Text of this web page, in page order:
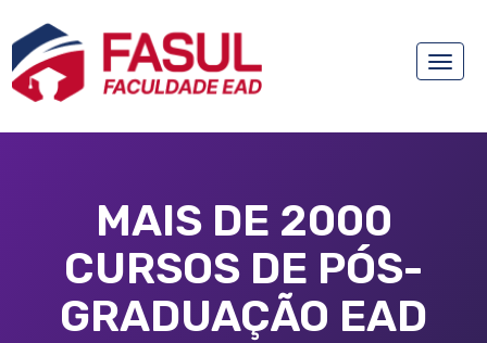
Toggle
MAIS DE 2000
CURSOS DE PÓS-
GRADUAÇÃO EAD